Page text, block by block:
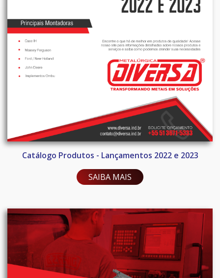
Catálogo Produtos - Lançamentos 2022 e 2023
SAIBA MAIS